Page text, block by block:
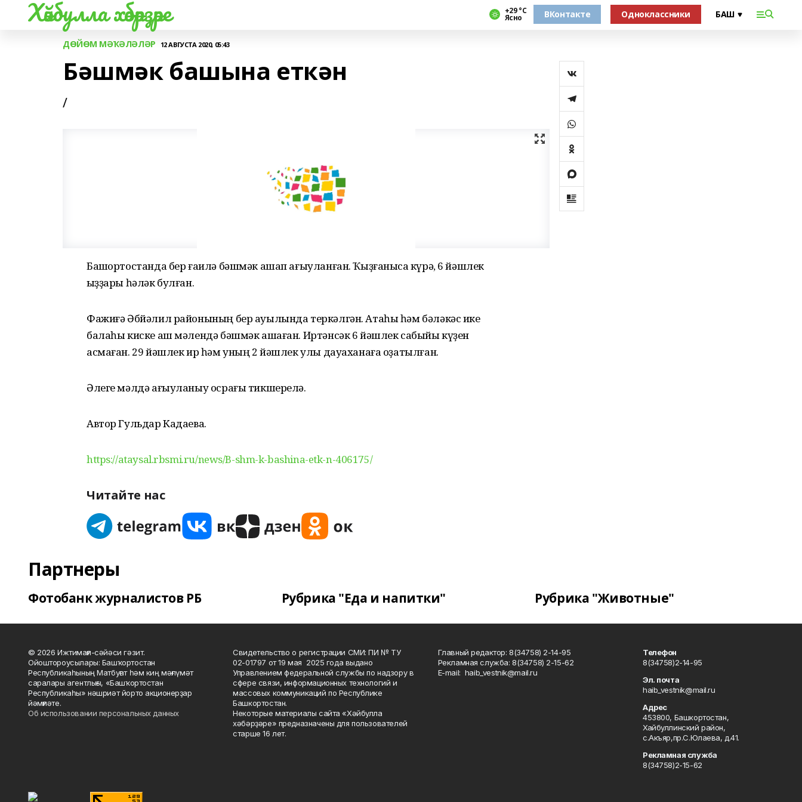
Хәйбулла хәбәрҙәре +29 °С
Ясно ВКонтакте Одноклассники
ДӨЙӨМ МӘҠӘЛӘЛӘР 12 АВГУСТА 2020, 05:43
Бәшмәк башына еткән
/
Башҡортостанда бер ғаилә бәшмәк ашап ағыуланған. Ҡыҙғанысҡа күрә, 6 йәшлек
ҡыҙҙары һәләк булған.
Фажиғә Әбйәлил районының бер ауылында теркәлгән. Атаһы һәм бәләкәс ике
балаһы киске аш мәлендә бәшмәк ашаған. Иртәнсәк 6 йәшлек сабыйы күҙен
асмаған. 29 йәшлек ир һәм уның 2 йәшлек улы дауаханаға оҙатылған.
Әлеге мәлдә ағыуланыу осрағы тикшерелә.
Автор Гульдар Кадаева.
https://ataysal.rbsmi.ru/news/B-shm-k-bashina-etk-n-406175/
Читайте нас
Партнеры
Фотобанк журналистов РБ Рубрика "Еда и напитки" Рубрика "Животные"
© 2026 Ижтимағи-сәйәси гәзит.
Ойоштороусылары: Башҡортостан
Республикаһының Матбуғат һәм киң мәғлүмәт
саралары агентлығы, «Башҡортостан
Республикаһы» нәшриәт йорто акционерҙар
йәмғиәте.
Об использовании персональных данных
Свидетельство о регистрации СМИ: ПИ № ТУ
02-01797 от 19 мая 2025 года выдано
Управлением федеральной службы по надзору в
сфере связи, информационных технологий и
массовых коммуникаций по Республике
Башкортостан.
Некоторые материалы сайта «Хәйбулла
хәбәрҙәре» предназначены для пользователей
старше 16 лет.
Главный редактор: 8(34758) 2-14-95
Рекламная служба: 8(34758) 2-15-62
Е-mаil: haib_vestnik@mail.ru
Телефон
8(34758)2-14-95
Эл. почта
haib_vestnik@mail.ru
Адрес
453800, Башкортостан,
Хайбуллинский район,
с.Акъяр,пр.С.Юлаева, д.41.
Рекламная служба
8(34758)2-15-62